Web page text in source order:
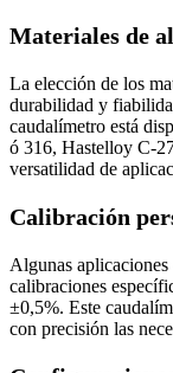
Materiales de
La elección de los
durabilidad y
caudalímetro está
ó 316, Hastelloy C-
versatilidad de
Calibración
Algunas
calibraciones
±0,5%. Este
con precisión las